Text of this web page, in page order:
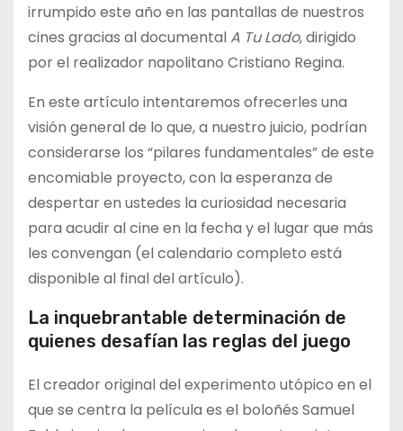
irrumpido este año en las pantallas de nuestros
cines gracias al documentalA Tu Lado, dirigido
por el realizador napolitano Cristiano Regina.
En este artículo intentaremos ofrecerles una
visión general de lo que, a nuestro juicio, podrían
considerarse los “pilares fundamentales” de este
encomiable proyecto, con la esperanza de
despertar en ustedes la curiosidad necesaria
para acudir al cine en la fecha y el lugar que más
les convengan (el calendario completo está
disponible al final del artículo).
La inquebrantable determinación de
quienes desafían las reglas del juego
El creador original del experimento utópico en el
que se centra la película es el boloñés Samuel